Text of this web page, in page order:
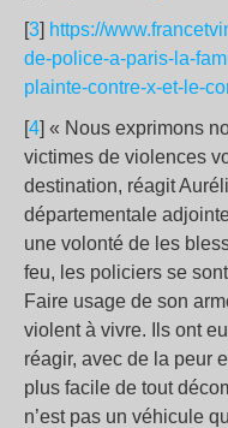
[3] https://
de-police-a-paris-la-
plainte-contre-x-et-le-
[4] « Nous exprimons
victimes de violences
destination, réagit
départementale
une volonté de les
feu, les policiers se
Faire usage de son
violent à vivre. Ils ont
réagir, avec de la peur
plus facile de tout
n’est pas un véhicule